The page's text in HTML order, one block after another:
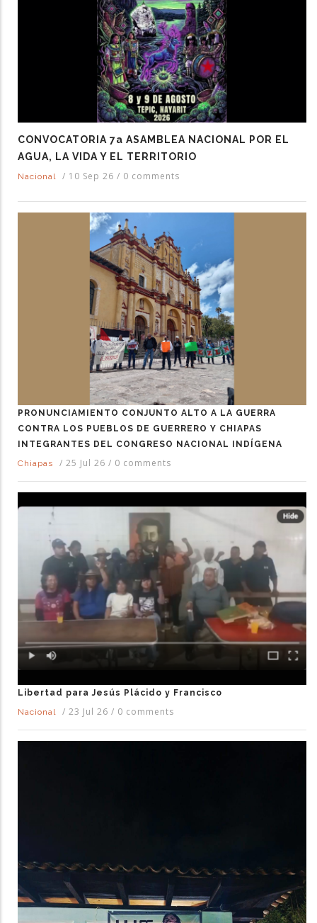
CONVOCATORIA 7a ASAMBLEA NACIONAL POR EL
AGUA, LA VIDA Y EL TERRITORIO
Nacional / 10 Sep 26 / 0 comments
PRONUNCIAMIENTO CONJUNTO ALTO A LA GUERRA
CONTRA LOS PUEBLOS DE GUERRERO Y CHIAPAS
INTEGRANTES DEL CONGRESO NACIONAL INDÍGENA
Chiapas
/ 25 Jul 26 / 0 comments
Libertad para Jesús Plácido y Francisco
Nacional
/ 23 Jul 26 / 0 comments